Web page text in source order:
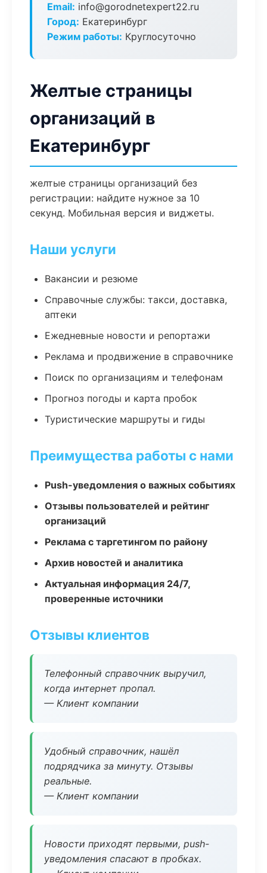
Email: info@gorodnetexpert22.ru
Город: Екатеринбург
Режим работы: Круглосуточно
Желтые страницы
организаций в
Екатеринбург
желтые страницы организаций без
регистрации: найдите нужное за 10
секунд. Мобильная версия и виджеты.
Наши услуги
Вакансии и резюме
Справочные службы: такси, доставка,
аптеки
Ежедневные новости и репортажи
Реклама и продвижение в справочнике
Поиск по организациям и телефонам
Прогноз погоды и карта пробок
Туристические маршруты и гиды
Преимущества работы с нами
Push-уведомления о важных событиях
Отзывы пользователей и рейтинг
организаций
Реклама с таргетингом по району
Архив новостей и аналитика
Актуальная информация 24/7,
проверенные источники
Отзывы клиентов
Телефонный справочник выручил,
когда интернет пропал.
— Клиент компании
Удобный справочник, нашёл
подрядчика за минуту. Отзывы
реальные.
— Клиент компании
Новости приходят первыми, push-
уведомления спасают в пробках.